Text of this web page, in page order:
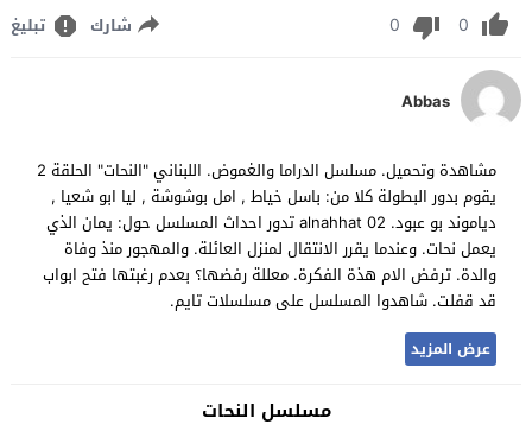
0
0 شارك تبليغ
Abbas
مشاهدة وتحميل. مسلسل الدراما والغموض. اللبناني "النحات" الحلقة 2
يقوم بدور البطولة كلا من: باسل خياط , امل بوشوشة , ليا ابو شعيا ,
دياموند بو عبود. alnahhat 02 تدور احداث المسلسل حول: يمان الذي
يعمل نحات. وعندما يقرر الانتقال لمنزل العائلة. والمهجور منذ وفاة
والدة. ترفض الام هذة الفكرة. معللة رفضها؟ بعدم رغبتها فتح ابواب
قد قفلت. شاهدوا المسلسل على مسلسلات تايم.
عرض المزيد
مسلسل النحات